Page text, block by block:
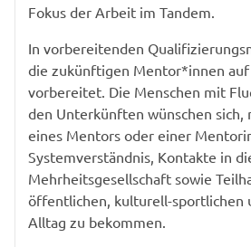
Fokus der Arbeit im Tandem.
In vorbereitenden
die zukünftigen Mentor*innen auf
vorbereitet. Die Menschen mit
den Unterkünften wünschen
eines Mentors oder einer
Systemverständnis, Kontakte in
Mehrheitsgesellschaft sowie
öffentlichen, kulturell-sportlichen
Alltag zu bekommen.